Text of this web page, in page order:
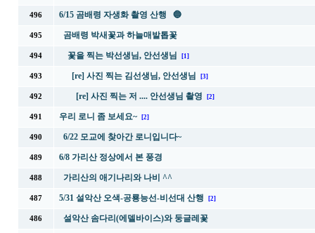
496 6/15 곰배령 자생화 촬영 산행 🔵
495 곰배령 박새꽃과 하늘매발톱꽃
494 꽃을 찍는 박선생님, 안선생님 [1]
493 [re] 사진 찍는 김선생님, 안선생님 [3]
492 [re] 사진 찍는 저 .... 안선생님 촬영 [2]
491 우리 로니 좀 보세요~ [2]
490 6/22 모교에 찾아간 로니입니다~
489 6/8 가리산 정상에서 본 풍경
488 가리산의 애기나리와 나비 ^^
487 5/31 설악산 오색-공룡능선-비선대 산행 [2]
486 설악산 솜다리(에델바이스)와 둥글레꽃